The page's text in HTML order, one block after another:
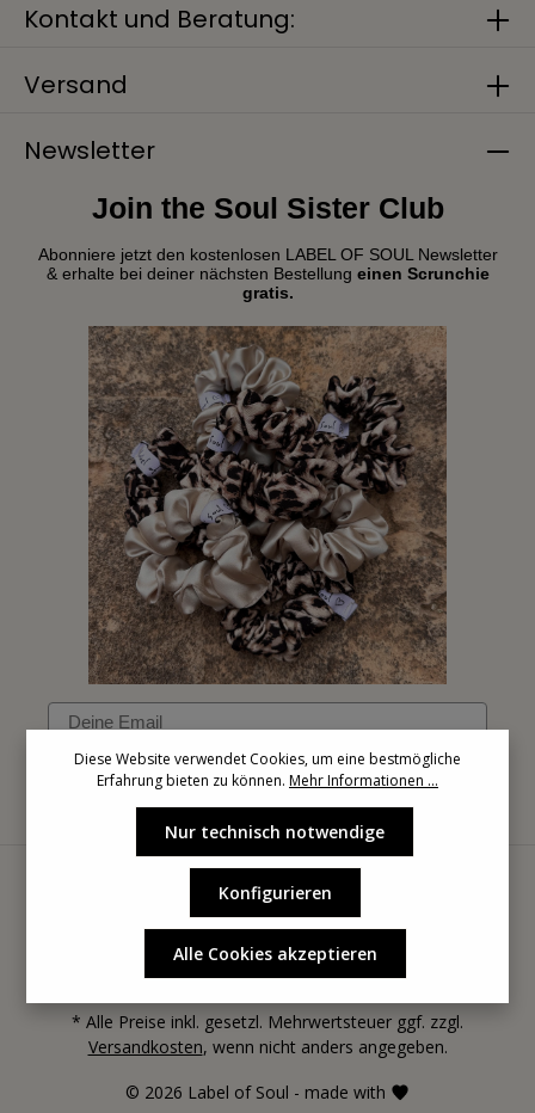
Kontakt und Beratung:
Versand
Newsletter
Join the Soul Sister Club
Abonniere jetzt den kostenlosen LABEL OF SOUL Newsletter
& erhalte bei deiner nächsten Bestellung einen Scrunchie
gratis.
Email
© 2026 Label of Soul - made with
* Alle Preise inkl. gesetzl. Mehrwertsteuer ggf. zzgl.
Versandkosten, wenn nicht anders angegeben.
Diese Website verwendet Cookies, um eine bestmögliche
Erfahrung bieten zu können. Mehr Informationen ...
Nur technisch notwendige
Konfigurieren
Alle Cookies akzeptieren